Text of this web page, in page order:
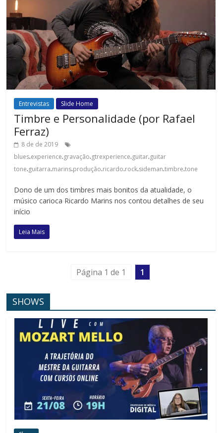
Entrevistas Slide Home
Timbre e Personalidade (por Rafael
Ferraz)
8 de de 2019
blues.experience.gravação.gtrexperience.guitar.guitar
tone.guitarra.marins.produção.ricardo.rock.sideman.timbre.tone
Dono de um dos timbres mais bonitos da atualidade, o
músico carioca Ricardo Marins nos contou detalhes de seu
início
Leia Mais
Página 1 de 1 1
SHOWS